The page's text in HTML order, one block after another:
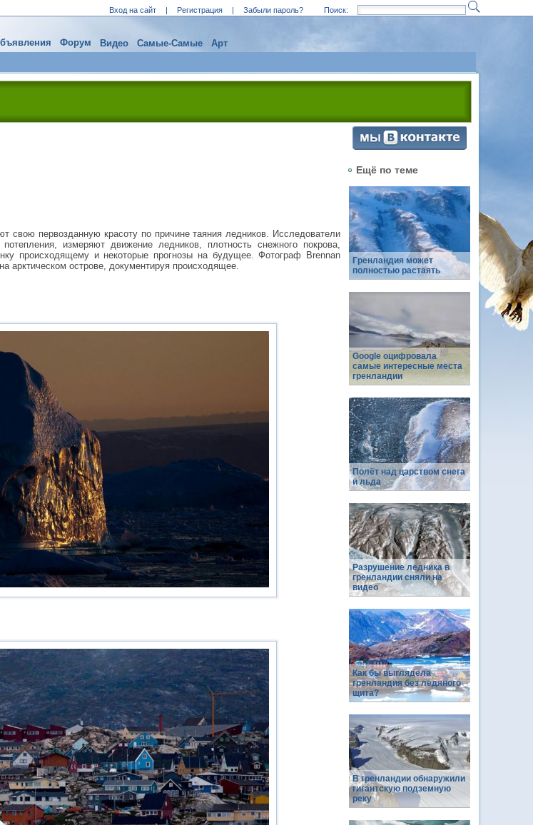
Вход на сайт | Регистрация | Забыли пароль? Поиск:
Форум Видео Самые-Самые Арт
свою первозданную красоту по причине таяния ледников. Исследователи
измеряют движение ледников, плотность снежного покрова,
происходящему и некоторые прогнозы на будущее. Фотограф Brennan
арктическом острове, документируя происходящее.
Ещё по теме
Гренландия может
полностью растаять
Google оцифровала
самые интересные места
гренландии
Полёт над царством снега
и льда
Разрушение ледника в
гренландии сняли на
видео
Как бы выглядела
гренландия без ледяного
щита?
В гренландии обнаружили
гигантскую подземную
реку